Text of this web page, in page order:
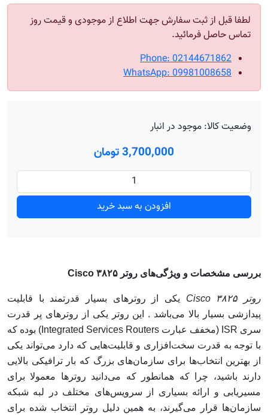
لطفا قبل از ثبت سفارش جهت اطلاع از موجودی و قیمت روز
تماس حاصل فرمائید.
Phone: 02144671862
WhatsApp: 09981008658
وضعیت کالا: موجود در انبار
3٬700٬000 تومان
افزودن به سبد خرید
بررسی مشخصات و ویژگی‌های روتر ۳۸۲۵ Cisco
روتر ۳۸۲۵ Cisco
یکی از روتر‌های بسیار قدرتمند با قابلیت
پیدازشی بسیار بالا می‌باشد . این روتر یکی از روتر‌های پر قدرت
سری ISR (مخفف عبارت Integrated Services Routers) بوده که
با توجه به قدرت سخت‌افزاری و قابلیت‌هایی که دارد می‌تواند یکی
از بهترین انتخاب‌‌ها برای سازمان‌های بزرگ که بار ترافیکی بالایی
دارند باشید، چرا که همانطور که می‌دانید روتر‌ها معمولا برای
مسیریابی و ارائه بسیاری از سرویس‌های مختلف در لبه شبکه
سازمان‌ها قرار می‌گیرند، به همین دلیل روتر انتخاب شده برای